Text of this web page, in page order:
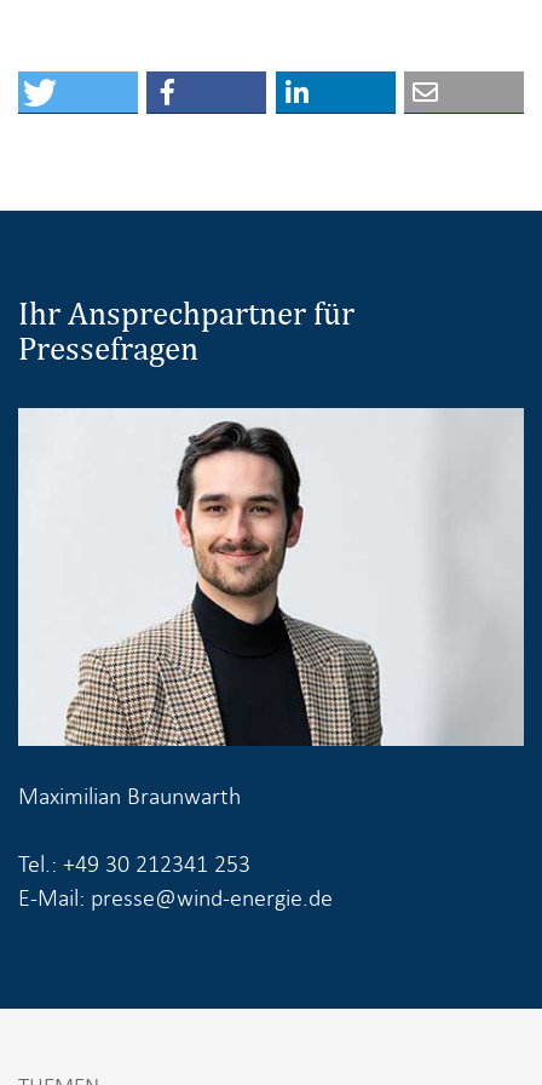
Ihr Ansprechpartner für
Pressefragen
Maximilian Braunwarth
Tel.: +49 30 212341 253
E-Mail: presse@wind-energie.de